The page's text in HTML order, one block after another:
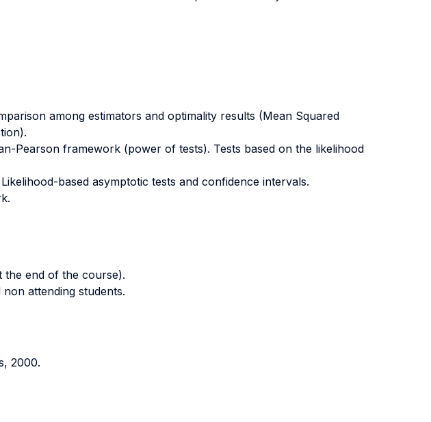
among estimators and optimality results (Mean Squared
Pearson framework (power of tests). Tests based on the likelihood
based asymptotic tests and confidence intervals.
the end of the course).
attending students.
2000.